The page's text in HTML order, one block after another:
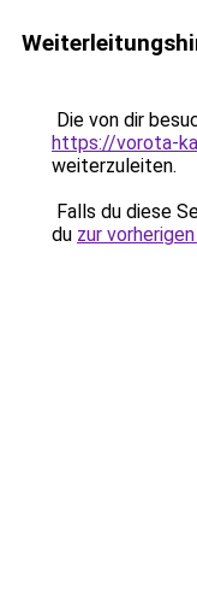
Die von dir
https://vorota-
weiterzuleiten.
Falls du diese
du zur